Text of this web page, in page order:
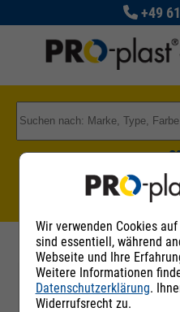
+49
Zu den
Filter
Wir verwenden Cookies
sind essentiell, während
Webseite und Ihre
Weitere Informationen
Datenschutzerklärung.
Widerrufsrecht zu.